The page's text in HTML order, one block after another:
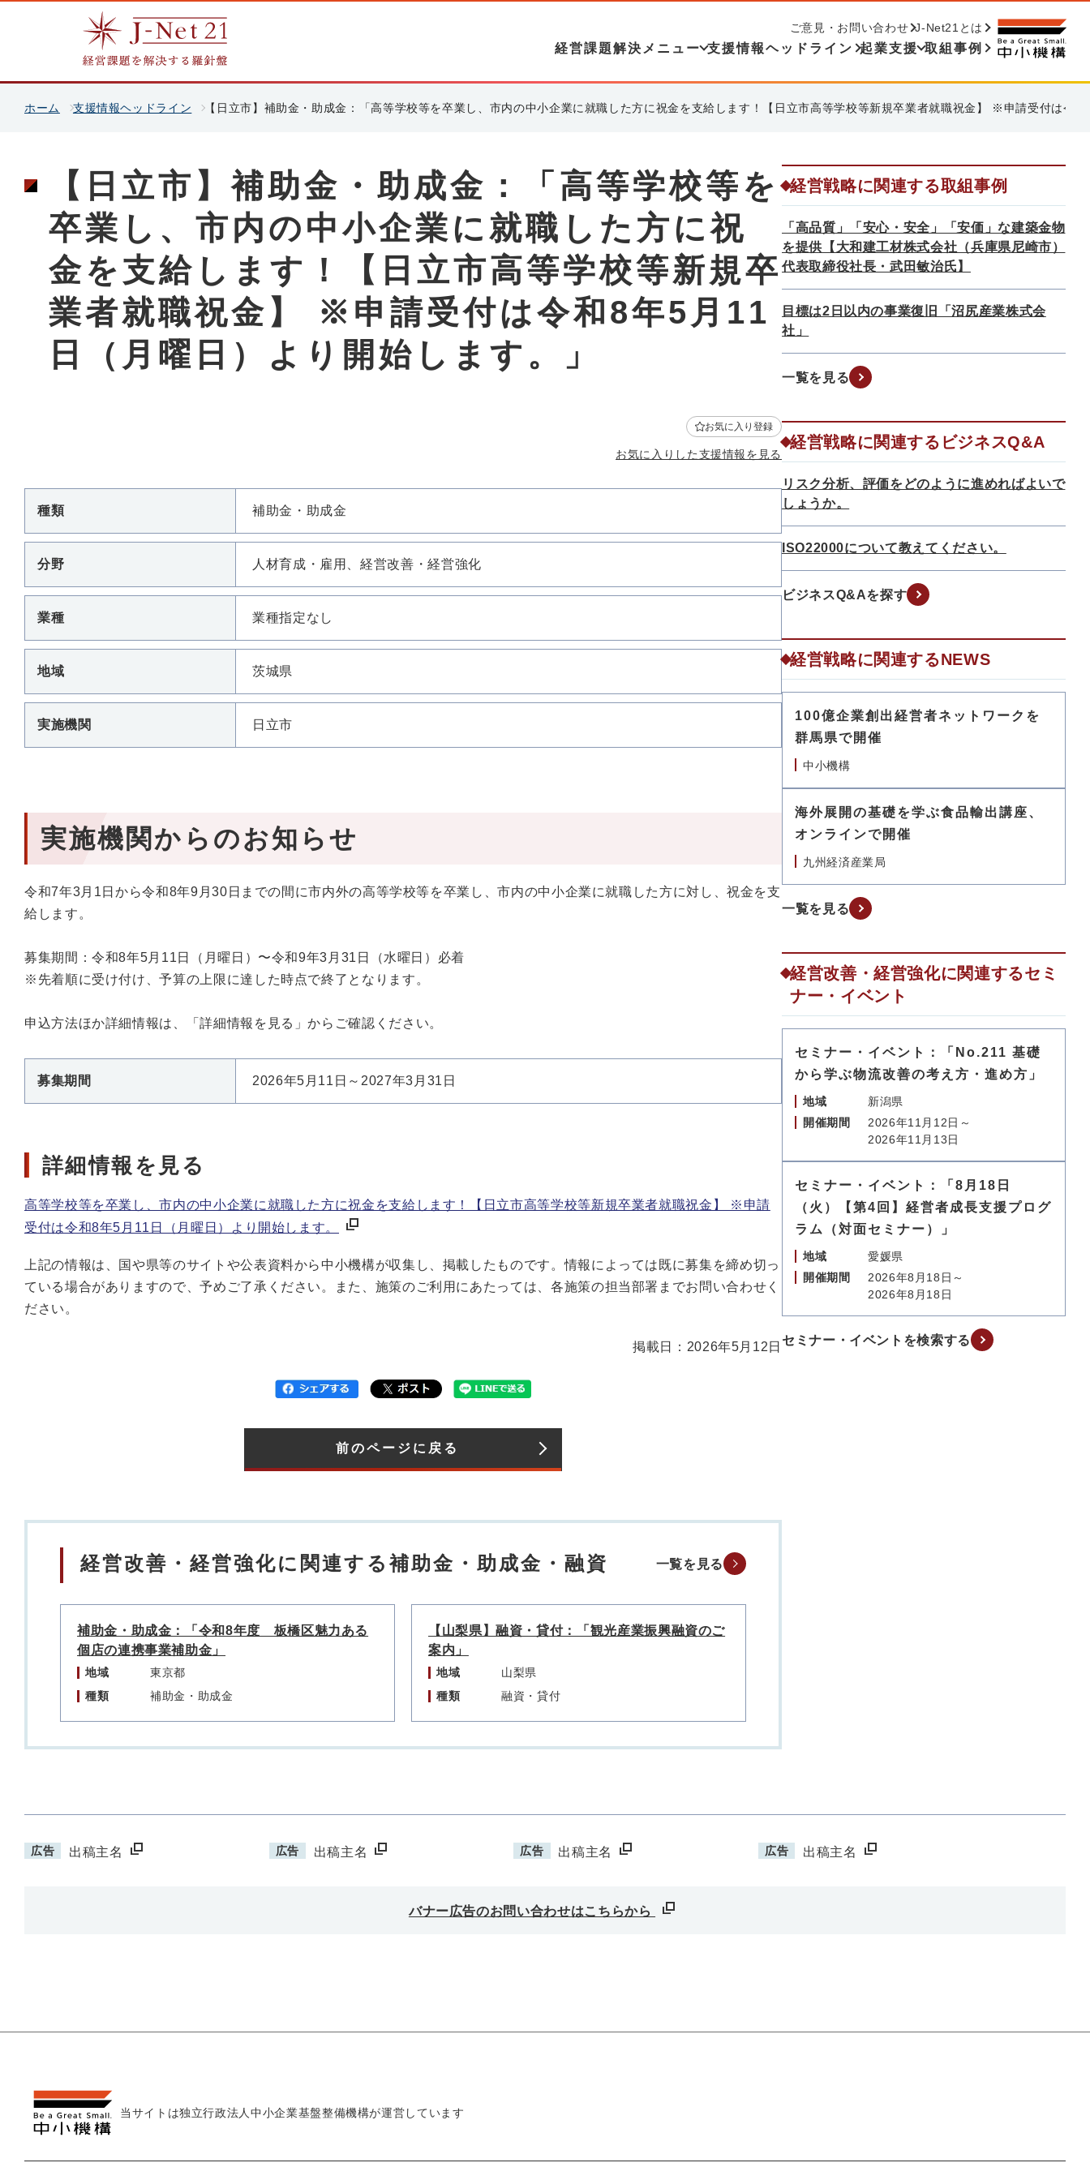
経営課題解決メニュー 支援情報ヘッドライン 起業支援 取組事例
ご意見・お問い合わせ J-Net21とは
ホーム 支援情報ヘッドライン 【日立市】補助金・助成金：「高等学校等を卒業し、市内の中小企業に就職した方に祝金を支給します！【日立市高等学校等新規卒業者就職祝金】 ※申請受付は令
【日立市】補助金・助成金：「高等学校等を
卒業し、市内の中小企業に就職した方に祝
金を支給します！【日立市高等学校等新規卒
業者就職祝金】 ※申請受付は令和8年5月11
日（月曜日）より開始します。」
お気に入り登録
お気に入りした支援情報を見る
種類 補助金・助成金
分野 人材育成・雇用、経営改善・経営強化
業種 業種指定なし
地域 茨城県
実施機関 日立市
実施機関からのお知らせ
令和7年3月1日から令和8年9月30日までの間に市内外の高等学校等を卒業し、市内の中小企業に就職した方に対し、祝金を支
給します。
募集期間：令和8年5月11日（月曜日）〜令和9年3月31日（水曜日）必着
※先着順に受け付け、予算の上限に達した時点で終了となります。
申込方法ほか詳細情報は、「詳細情報を見る」からご確認ください。
募集期間 2026年5月11日～2027年3月31日
詳細情報を見る
高等学校等を卒業し、市内の中小企業に就職した方に祝金を支給します！【日立市高等学校等新規卒業者就職祝金】 ※申請
受付は令和8年5月11日（月曜日）より開始します。
上記の情報は、国や県等のサイトや公表資料から中小機構が収集し、掲載したものです。情報によっては既に募集を締め切っ
ている場合がありますので、予めご了承ください。また、施策のご利用にあたっては、各施策の担当部署までお問い合わせく
ださい。
掲載日：2026年5月12日
前のページに戻る
経営改善・経営強化に関連する補助金・助成金・融資 一覧を見る
補助金・助成金：「令和8年度 板橋区魅力ある
個店の連携事業補助金」
地域
東京都
種類
補助金・助成金
【山梨県】融資・貸付：「観光産業振興融資のご
案内」
地域
山梨県
種類
融資・貸付
経営戦略に関連する取組事例
「高品質」「安心・安全」「安価」な建築金物
を提供【大和建工材株式会社（兵庫県尼崎市）
代表取締役社長・武田敏治氏】
目標は2日以内の事業復旧「沼尻産業株式会
社」
一覧を見る
経営戦略に関連するビジネスQ&A
リスク分析、評価をどのように進めればよいで
しょうか。
ISO22000について教えてください。
ビジネスQ&Aを探す
経営戦略に関連するNEWS
100億企業創出経営者ネットワークを
群馬県で開催
中小機構
海外展開の基礎を学ぶ食品輸出講座、
オンラインで開催
九州経済産業局
一覧を見る
経営改善・経営強化に関連するセミ
ナー・イベント
セミナー・イベント：「No.211 基礎
から学ぶ物流改善の考え方・進め方」
地域
新潟県
開催期間
2026年11月12日～
2026年11月13日
セミナー・イベント：「8月18日
（火）【第4回】経営者成長支援プログ
ラム（対面セミナー）」
地域
愛媛県
開催期間
2026年8月18日～
2026年8月18日
セミナー・イベントを検索する
広告 出稿主名 広告 出稿主名 広告 出稿主名 広告 出稿主名
バナー広告のお問い合わせはこちらから
当サイトは独立行政法人中小企業基盤整備機構が運営しています